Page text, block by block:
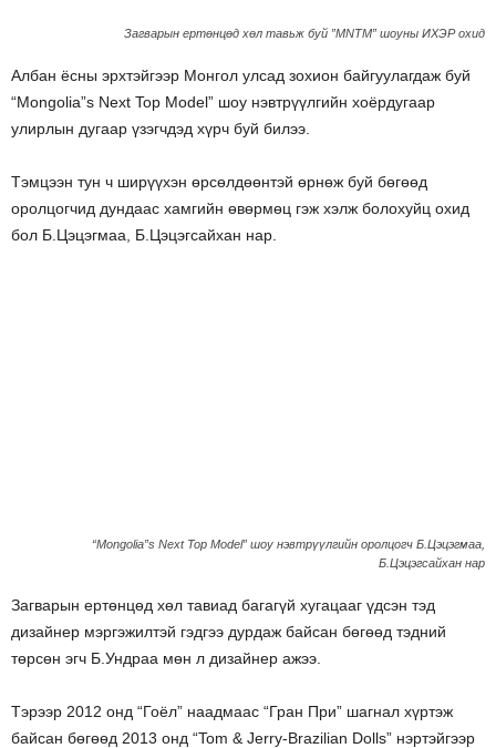
Загварын ертөнцөд хөл тавьж буй ”MNTM” шоуны ИХЭР охид
Албан ёсны эрхтэйгээр Монгол улсад зохион байгуулагдаж буй
“Mongolia”s Next Top Model” шоу нэвтрүүлгийн хоёрдугаар
улирлын дугаар үзэгчдэд хүрч буй билээ.
Тэмцээн тун ч ширүүхэн өрсөлдөөнтэй өрнөж буй бөгөөд
оролцогчид дундаас хамгийн өвөрмөц гэж хэлж болохуйц охид
бол Б.Цэцэгмаа, Б.Цэцэгсайхан нар.
“Mongolia”s Next Top Model” шоу нэвтрүүлгийн оролцогч Б.Цэцэгмаа,
Б.Цэцэгсайхан нар
Загварын ертөнцөд хөл тавиад багагүй хугацааг үдсэн тэд
дизайнер мэргэжилтэй гэдгээ дурдаж байсан бөгөөд тэдний
төрсөн эгч Б.Ундраа мөн л дизайнер ажээ.
Тэрээр 2012 онд “Гоёл” наадмаас “Гран При” шагнал хүртэж
байсан бөгөөд 2013 онд “Tom & Jerry-Brazilian Dolls” нэртэйгээр